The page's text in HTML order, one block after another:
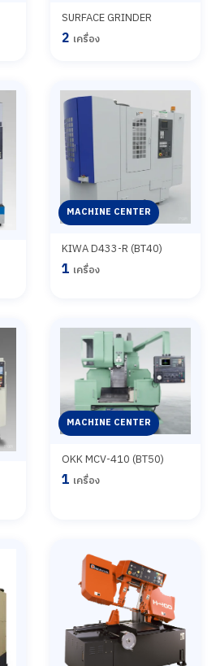
SURFACE GRINDER
2 เครื่อง
MACHINE CENTER
KIWA D433-R (BT40)
1 เครื่อง
MACHINE CENTER
OKK MCV-410 (BT50)
1 เครื่อง